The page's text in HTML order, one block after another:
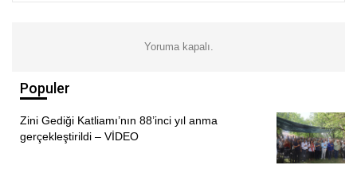
Yoruma kapalı.
Populer
Zini Gediği Katliamı’nın 88’inci yıl anma
gerçekleştirildi – VİDEO